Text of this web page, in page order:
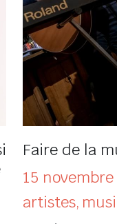
Faire de la